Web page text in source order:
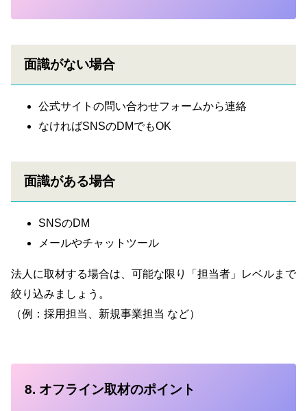
面識がない場合
公式サイトの問い合わせフォームから連絡
なければSNSのDMでもOK
面識がある場合
SNSのDM
メールやチャットツール
法人に取材する場合は、可能な限り「担当者」レベルまで
絞り込みましょう。
（例：採用担当、新規事業担当 など）
8. オフライン取材のポイント